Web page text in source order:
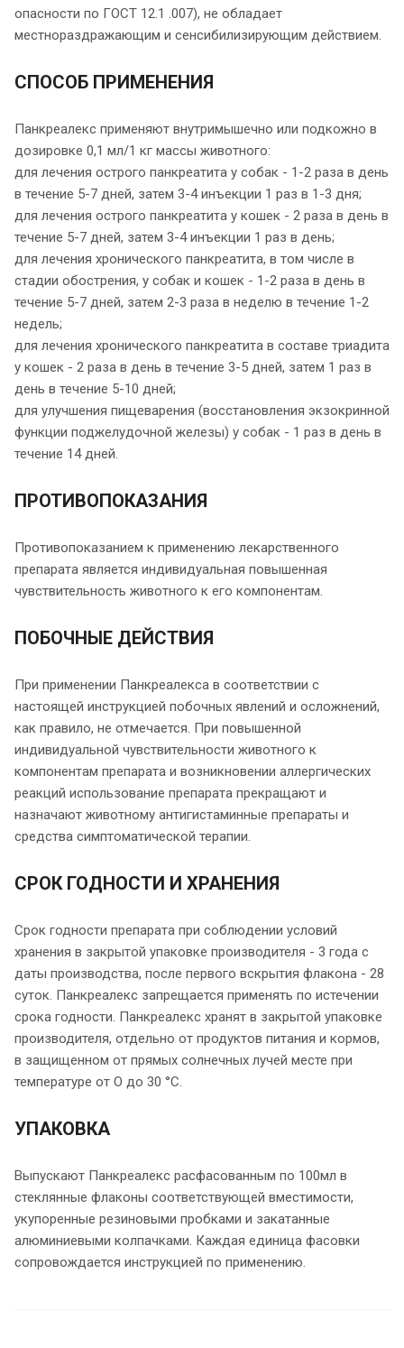
опасности по ГОСТ 12.1 .007), не обладает
местнораздражающим и сенсибилизирующим действием.
СПОСОБ ПРИМЕНЕНИЯ
Панкреалекс применяют внутримышечно или подкожно в
дозировке 0,1 мл/1 кг массы животного:
для лечения острого панкреатита у собак - 1-2 раза в день
в течение 5-7 дней, затем 3-4 инъекции 1 раз в 1-3 дня;
для лечения острого панкреатита у кошек - 2 раза в день в
течение 5-7 дней, затем 3-4 инъекции 1 раз в день;
для лечения хронического панкреатита, в том числе в
стадии обострения, у собак и кошек - 1-2 раза в день в
течение 5-7 дней, затем 2-3 раза в неделю в течение 1-2
недель;
для лечения хронического панкреатита в составе триадита
у кошек - 2 раза в день в течение 3-5 дней, затем 1 раз в
день в течение 5-10 дней;
для улучшения пищеварения (восстановления экзокринной
функции поджелудочной железы) у собак - 1 раз в день в
течение 14 дней.
ПРОТИВОПОКАЗАНИЯ
Противопоказанием к применению лекарственного
препарата является индивидуальная повышенная
чувствительность животного к его компонентам.
ПОБОЧНЫЕ ДЕЙСТВИЯ
При применении Панкреалекса в соответствии с
настоящей инструкцией побочных явлений и осложнений,
как правило, не отмечается. При повышенной
индивидуальной чувствительности животного к
компонентам препарата и возникновении аллергических
реакций использование препарата прекращают и
назначают животному антигистаминные препараты и
средства симптоматической терапии.
СРОК ГОДНОСТИ И ХРАНЕНИЯ
Срок годности препарата при соблюдении условий
хранения в закрытой упаковке производителя - 3 года с
даты производства, после первого вскрытия флакона - 28
суток. Панкреалекс запрещается применять по истечении
срока годности. Панкреалекс хранят в закрытой упаковке
производителя, отдельно от продуктов питания и кормов,
в защищенном от прямых солнечных лучей месте при
температуре от О до 30 °С.
УПАКОВКА
Выпускают Панкреалекс расфасованным по 100мл в
стеклянные флаконы соответствующей вместимости,
укупоренные резиновыми пробками и закатанные
алюминиевыми колпачками. Каждая единица фасовки
сопровождается инструкцией по применению.